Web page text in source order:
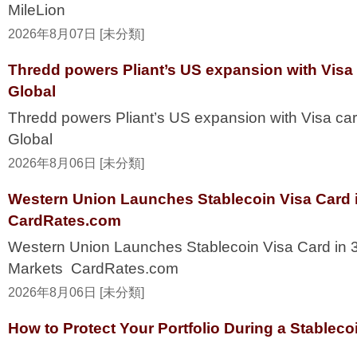
MileLion
2026年8月07日 [未分類]
Thredd powers Pliant’s US expansion with
Global
Thredd powers Pliant’s US expansion with Visa
Global
2026年8月06日 [未分類]
Western Union Launches Stablecoin Visa Card
CardRates.com
Western Union Launches Stablecoin Visa Card in
Markets CardRates.com
2026年8月06日 [未分類]
How to Protect Your Portfolio During a